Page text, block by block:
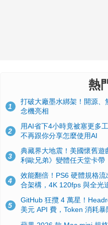
熱
1
打破大廠墨水綁架！開源
念機亮相
2
用AI省下4小時竟被塞更多
不再跟你分享怎麼使用AI
3
典藏界大地震！美國懷舊
利歐兄弟》變體任天堂卡帶
4
效能翻倍！PS6 硬體規格
合架構，4K 120fps 與全光
5
GitHub 狂攬 4 萬星！
美元 API 費，Token 消耗暴